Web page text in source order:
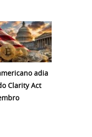
adia
Clarity Act